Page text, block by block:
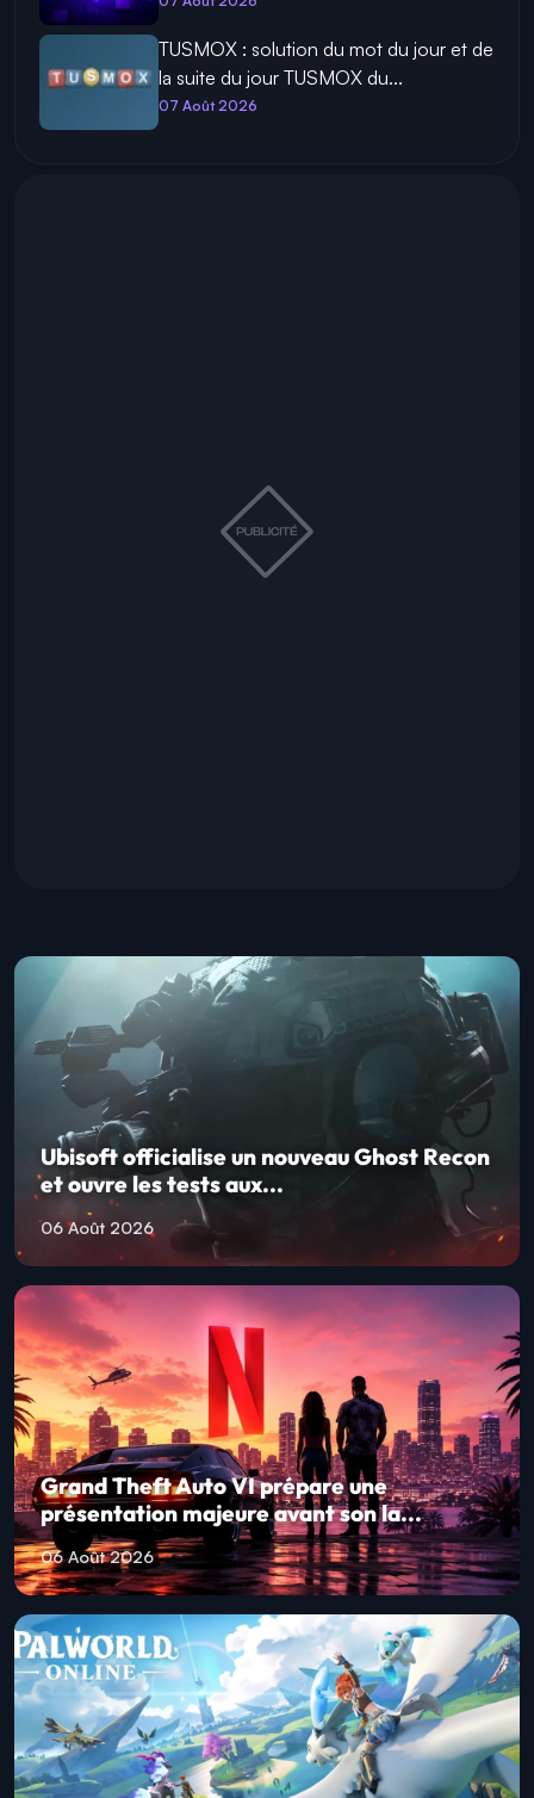
TUSMOX : solution du mot du jour et de
la suite du jour TUSMOX du...
07 Août 2026
Ubisoft officialise un nouveau Ghost Recon
et ouvre les tests aux...
06 Août 2026
Grand Theft Auto VI prépare une
présentation majeure avant son la...
06 Août 2026